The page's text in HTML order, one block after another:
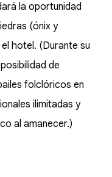
la oportunidad
(ónix y
hotel. (Durante su
de
folclóricos en
ilimitadas y
al amanecer.)